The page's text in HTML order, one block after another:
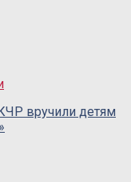
вручили детям